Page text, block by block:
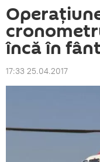
încă în
17:33 25.04.2017